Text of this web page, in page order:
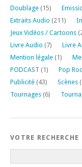
Doublage (15)
Extraits Audio (211)
Jeux Vidéos / Cartoons
Livre Audio (7) Livre
Mention légale (1)
PODCAST (1) Pop
Publicité (43) Scènes
Tournages (6)
VOTRE RECHERCHE